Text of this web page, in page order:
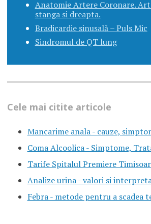
Anatomie Artere Coronare.
stanga si dreapta.
Bradicardie sinusală – Puls Mic
Sindromul de QT lung
Cele mai citite articole
Mancarime anala - cauze,
Coma Alcoolica - Simptome,
Tarife Spitalul Premiere
Analize urina - valori si
Febra - metode pentru a scadea